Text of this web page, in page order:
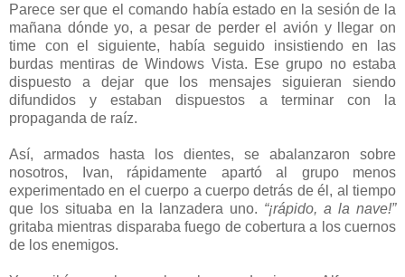
Parece ser que el comando había estado en la sesión de la
mañana dónde yo, a pesar de perder el avión y llegar on
time con el siguiente, había seguido insistiendo en las
burdas mentiras de Windows Vista. Ese grupo no estaba
dispuesto a dejar que los mensajes siguieran siendo
difundidos y estaban dispuestos a terminar con la
propaganda de raíz.
Así, armados hasta los dientes, se abalanzaron sobre
nosotros, Ivan, rápidamente apartó al grupo menos
experimentado en el cuerpo a cuerpo detrás de él, al tiempo
que los situaba en la lanzadera uno. “¡rápido, a la nave!”
gritaba mientras disparaba fuego de cobertura a los cuernos
de los enemigos.